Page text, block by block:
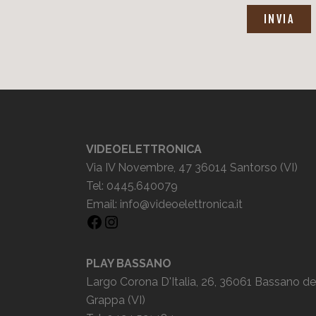
INVIA
VIDEOELETTRONICA
Via IV Novembre, 47 36014 Santorso (VI)
Tel: 0445.640079
Email: info@videoelettronica.it
PLAY BASSANO
Largo Corona D'Italia, 26, 36061 Bassano
Grappa (VI)